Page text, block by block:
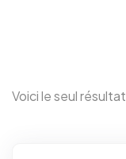
Voici le seul résultat